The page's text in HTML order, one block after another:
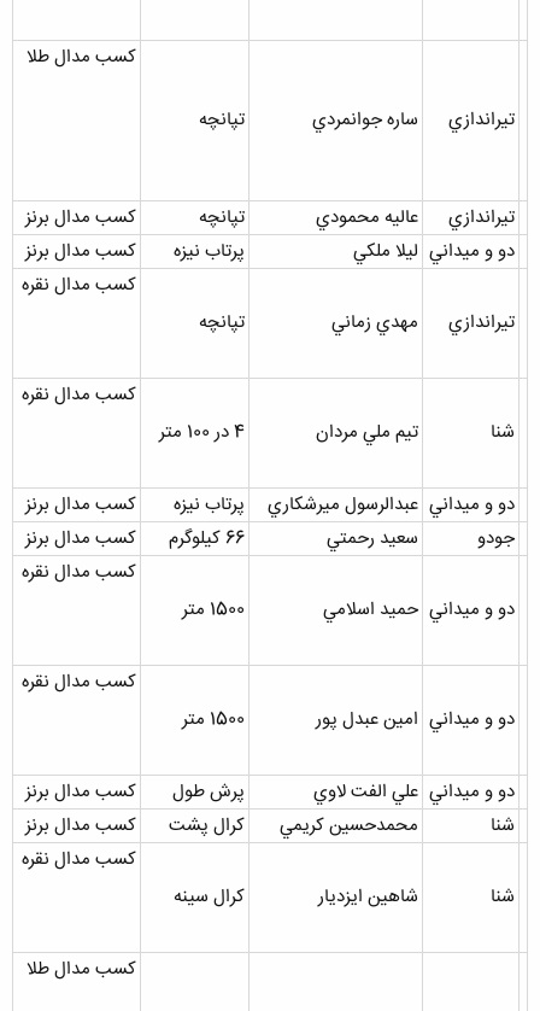
تيراندازي ساره جوانمردي تپانچه
کسب مدال طلا
تيراندازي عاليه محمودي تپانچه
کسب مدال برنز
دو و ميداني ليلا ملکي پرتاب نيزه کسب مدال برنز
تيراندازي مهدي زماني تپانچه
کسب مدال نقره
شنا تيم ملي مردان 4 در 100 متر
کسب مدال نقره
دو و ميداني عبدالرسول ميرشکاري پرتاب نيزه
کسب مدال برنز
جودو
سعيد رحمتي 66 کيلوگرم کسب مدال برنز
دو و ميداني حميد اسلامي 1500 متر
کسب مدال نقره
دو و ميداني امين عبدل پور 1500 متر
کسب مدال نقره
دو و ميداني علي الفت لاوي پرش طول
کسب مدال برنز
شنا
محمدحسين کريمي کرال پشت کسب مدال برنز
شنا شاهين ايزديار کرال سينه
کسب مدال نقره
کسب مدال طلا